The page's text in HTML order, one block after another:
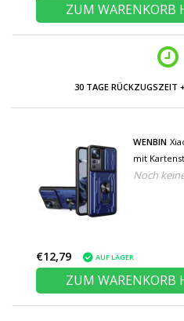
ZUM WARENKORB
30 TAGE RÜCKZUGSZEIT
WENBIN
mit
Kamera-
Noch
€12,79 AUF LAGER
ZUM WARENKORB